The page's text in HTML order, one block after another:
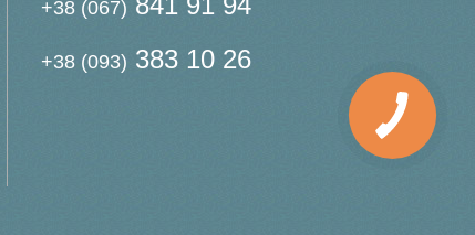
+38 (067)
+38 (093) 383 10 26